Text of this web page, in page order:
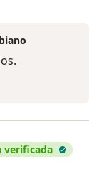
verificada